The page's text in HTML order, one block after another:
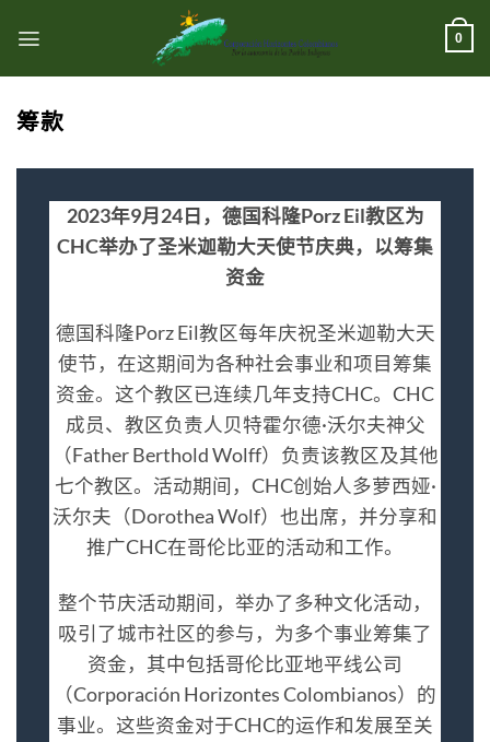
0
筹款
2023年9月24日，德国科隆Porz Eil教区为
CHC举办了圣米迦勒大天使节庆典，以筹集
资金
德国科隆Porz Eil教区每年庆祝圣米迦勒大天
使节，在这期间为各种社会事业和项目筹集
资金。这个教区已连续几年支持CHC。CHC
成员、教区负责人贝特霍尔德·沃尔夫神父
（Father Berthold Wolff）负责该教区及其他
七个教区。活动期间，CHC创始人多萝西娅·
沃尔夫（Dorothea Wolf）也出席，并分享和
推广CHC在哥伦比亚的活动和工作。
整个节庆活动期间，举办了多种文化活动，
吸引了城市社区的参与，为多个事业筹集了
资金，其中包括哥伦比亚地平线公司
（Corporación Horizontes Colombianos）的
事业。这些资金对于CHC的运作和发展至关